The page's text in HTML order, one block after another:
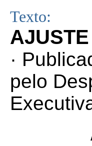
Texto:
·
pelo